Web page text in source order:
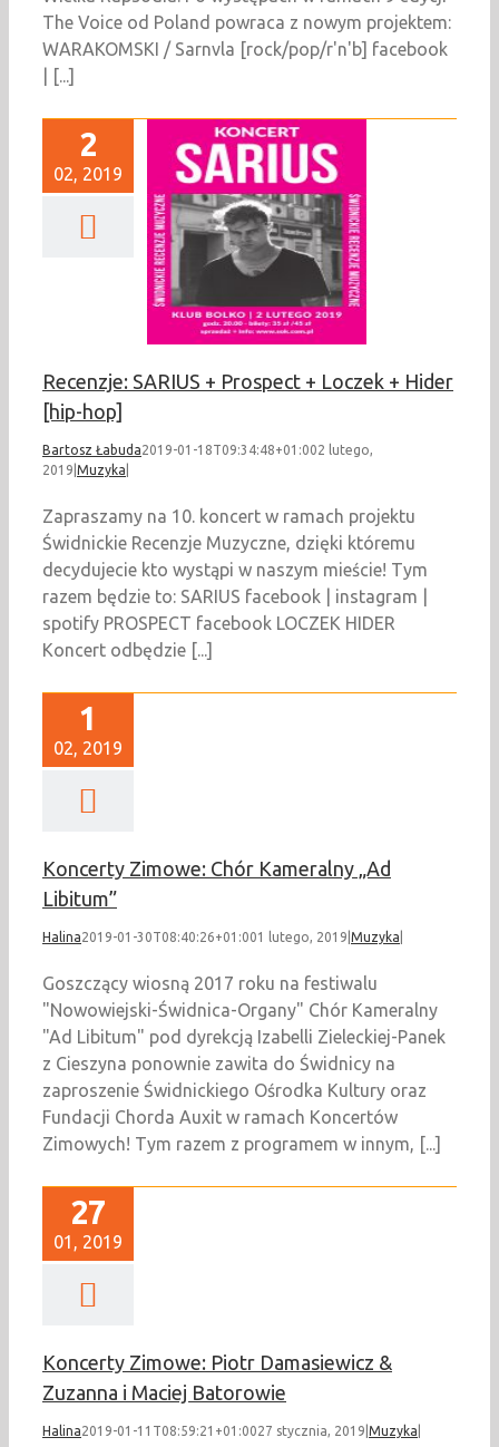
The Voice od Poland powraca z nowym projektem:
WARAKOMSKI / Sarnvla [rock/pop/r'n'b] facebook
| [...]
2
02, 2019
Recenzje: SARIUS + Prospect + Loczek + Hider
[hip-hop]
Bartosz Łabuda2019-01-18T09:34:48+01:002 lutego,
2019 Muzyka
Zapraszamy na 10. koncert w ramach projektu
Świdnickie Recenzje Muzyczne, dzięki któremu
decydujecie kto wystąpi w naszym mieście! Tym
razem będzie to: SARIUS facebook | instagram |
spotify PROSPECT facebook LOCZEK HIDER
Koncert odbędzie [...]
1
02, 2019
Koncerty Zimowe: Chór Kameralny „Ad
Libitum”
Halina2019-01-30T08:40:26+01:001 lutego, 2019 Muzyka
Goszczący wiosną 2017 roku na festiwalu
"Nowowiejski-Świdnica-Organy" Chór Kameralny
"Ad Libitum" pod dyrekcją Izabelli Zieleckiej-Panek
z Cieszyna ponownie zawita do Świdnicy na
zaproszenie Świdnickiego Ośrodka Kultury oraz
Fundacji Chorda Auxit w ramach Koncertów
Zimowych! Tym razem z programem w innym, [...]
27
01, 2019
Koncerty Zimowe: Piotr Damasiewicz &
Zuzanna i Maciej Batorowie
Halina2019-01-11T08:59:21+01:0027 stycznia, 2019 Muzyka